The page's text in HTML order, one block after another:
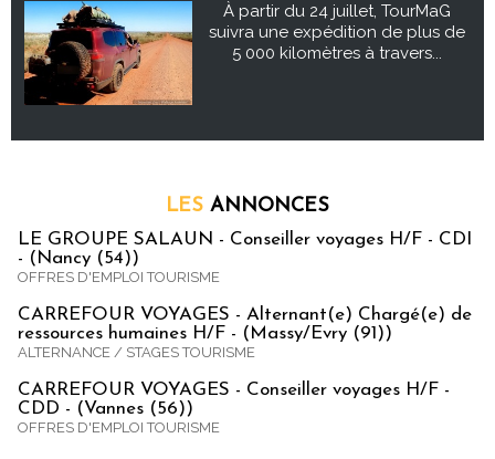
À partir du 24 juillet, TourMaG
suivra une expédition de plus de
5 000 kilomètres à travers...
LES ANNONCES
LE GROUPE SALAUN - Conseiller voyages H/F - CDI
- (Nancy (54))
OFFRES D'EMPLOI TOURISME
CARREFOUR VOYAGES - Alternant(e) Chargé(e) de
ressources humaines H/F - (Massy/Evry (91))
ALTERNANCE / STAGES TOURISME
CARREFOUR VOYAGES - Conseiller voyages H/F -
CDD - (Vannes (56))
OFFRES D'EMPLOI TOURISME